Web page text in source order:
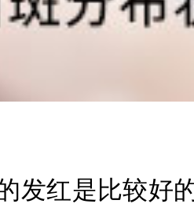
红是比较好